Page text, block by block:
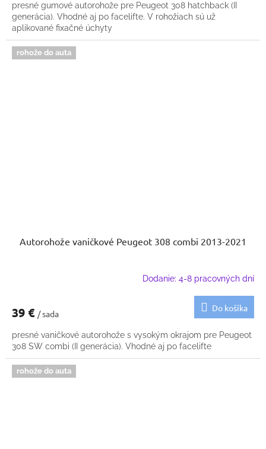
presné gumové autorohože pre Peugeot 308 hatchback (II
generácia). Vhodné aj po facelifte. V rohožiach sú už
aplikované fixačné úchyty
rohože do auta
Autorohože vaničkové Peugeot 308 combi 2013-2021
Dodanie: 4-8 pracovných dní
39 € / sada
Do košíka
presné vaničkové autorohože s vysokým okrajom pre Peugeot
308 SW combi (II generácia). Vhodné aj po facelifte
rohože do auta